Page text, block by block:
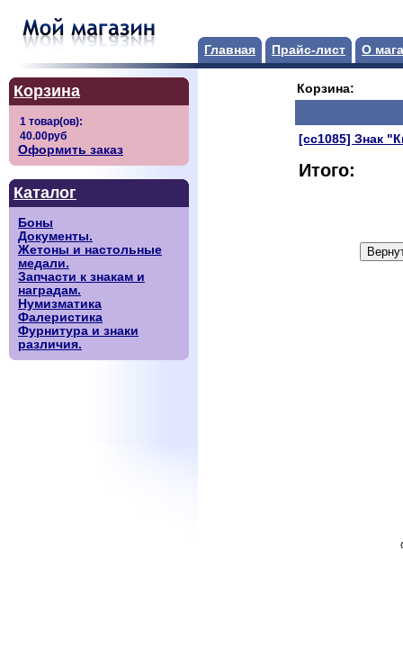
Главная Прайс-лист О
Корзина
Оформить заказ
Каталог
Боны
Документы.
Жетоны и настольные
медали.
Запчасти к знакам и
наградам.
Нумизматика
Фалеристика
Фурнитура и знаки
различия.
Корзина:
[сс1085] Знак
Итого: